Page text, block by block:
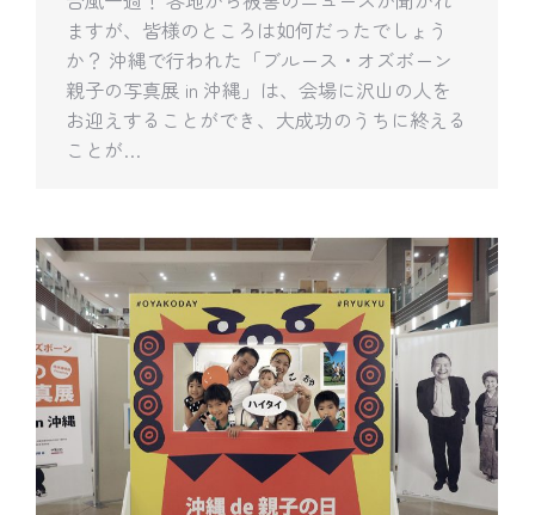
ますが、皆様のところは如何だったでしょう
か？ 沖縄で行われた「ブルース・オズボーン
親子の写真展 in 沖縄」は、会場に沢山の人を
お迎えすることができ、大成功のうちに終える
ことが…